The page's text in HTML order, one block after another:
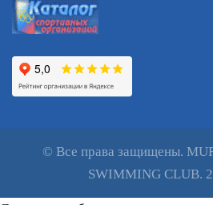
© Все права защищены.
SWIMMING CLUB.